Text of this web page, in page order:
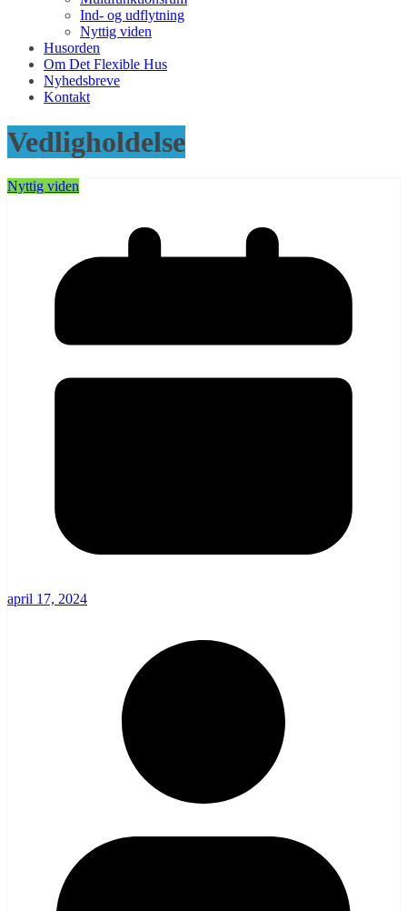
Ind- og udflytning
Nyttig viden
Husorden
Om Det Flexible Hus
Nyhedsbreve
Kontakt
Vedligholdelse
Nyttig viden
april 17, 2024